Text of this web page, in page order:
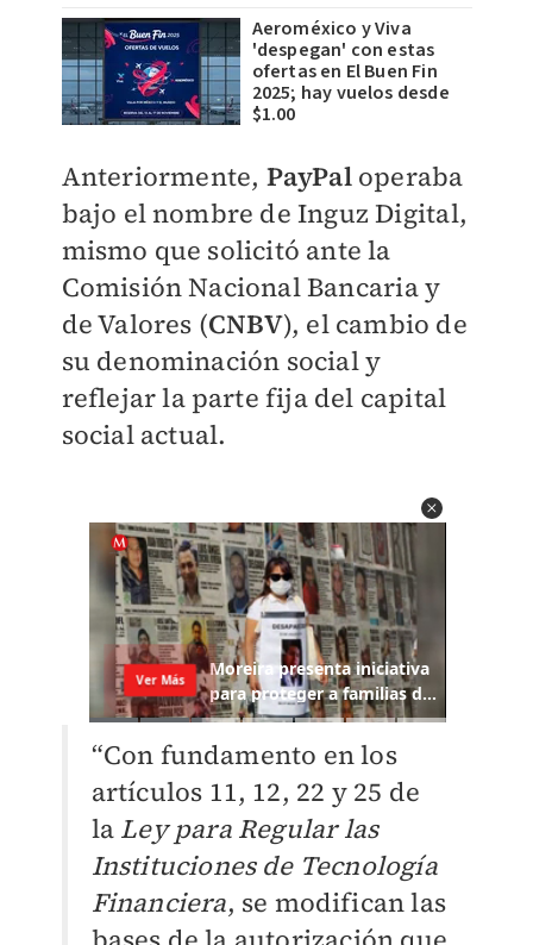
Aeroméxico y Viva
'despegan' con estas
ofertas en El Buen Fin
2025; hay vuelos desde
$1.00
Anteriormente, PayPaloperaba
bajo el nombre de Inguz Digital,
mismo que solicitó ante la
Comisión Nacional Bancaria y
de Valores (CNBV), el cambio de
su denominación social y
reflejar la parte fija del capital
social actual.
“Con fundamento en los
artículos 11, 12, 22 y 25 de
laLey para Regular las
Instituciones de Tecnología
Financiera, se modifican las